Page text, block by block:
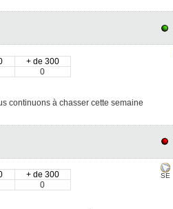
+ de 300
0
continuons à chasser cette semaine
+ de 300
0
SE